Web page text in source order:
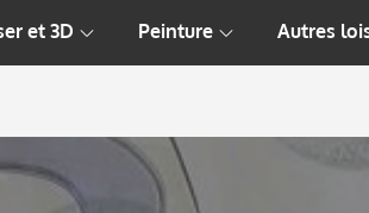
et 3D Peinture Autres